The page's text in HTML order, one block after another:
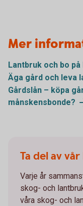
Mer
Lantbruk och bo
Äga gård och leva
Gårdslån – köpa
månskensbonde?
Ta del av
Varje år
skog- och
våra skog- och